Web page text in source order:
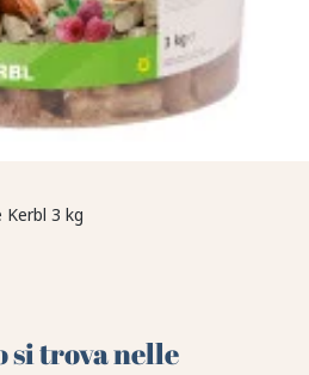
3 kg
si trova nelle